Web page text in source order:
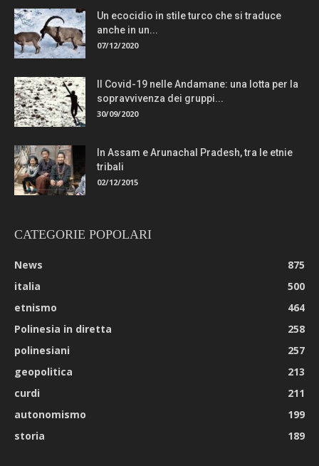
Un ecocidio in stile turco che si traduce
anche in un...
07/12/2020
Il Covid-19 nelle Andamane: una lotta per la
sopravvivenza dei gruppi...
30/09/2020
In Assam e Arunachal Pradesh, tra le etnie
tribali
02/12/2015
CATEGORIE POPOLARI
News
875
italia
500
etnismo
464
Polinesia in diretta
258
polinesiani
257
geopolitica
213
curdi
211
autonomismo
199
storia
189